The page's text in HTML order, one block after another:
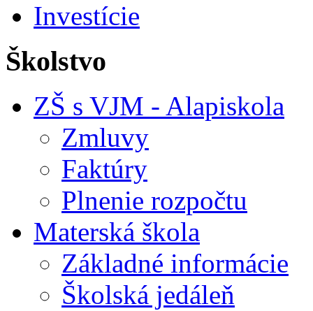
Investície
Školstvo
ZŠ s VJM - Alapiskola
Zmluvy
Faktúry
Plnenie rozpočtu
Materská škola
Základné informácie
Školská jedáleň